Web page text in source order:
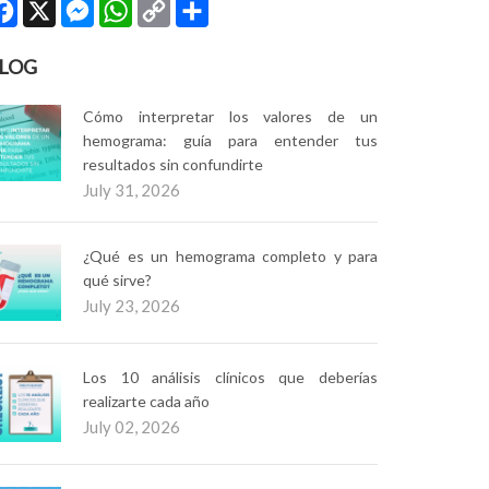
Facebook
X MessengerWhatsApp
Copy
Cómo interpretar los valores de un
hemograma: guía para entender tus
resultados sin confundirte
July 31, 2026
¿Qué es un hemograma completo y para
qué sirve?
July 23, 2026
Los 10 análisis clínicos que deberías
realizarte cada año
July 02, 2026